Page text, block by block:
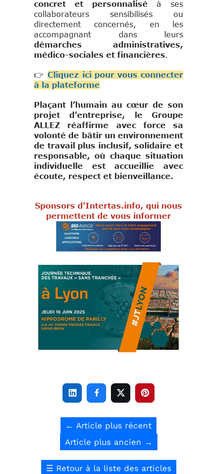
concret et personnalisé à ses
collaborateurs sensibilisés ou
directement concernés, en les
accompagnant dans leurs
démarches administratives,
médico-sociales et financières.
👉Cliquez ici pour vous connecter
à la plateforme
Plaçant l’humain au cœur de son
projet d’entreprise, le Groupe
ALLEZ réaffirme avec force sa
volonté de bâtir un environnement
de travail plus inclusif, solidaire et
responsable, où chaque situation
individuelle est accueillie avec
écoute, respect et bienveillance.
Sponsors d'Intertas.info, qui nous
permettent de vous informer
   
← Article plus récent
Article plus ancien →
☰ Retour à la liste des articles